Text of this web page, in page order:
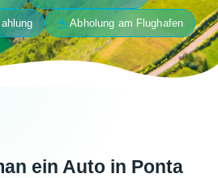
flight_landAbholung am Flughafen
ein Auto in Ponta